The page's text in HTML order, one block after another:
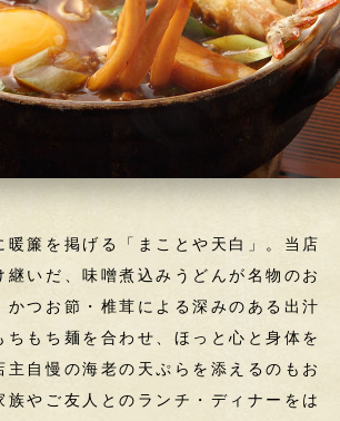
簾を掲げる「まことや天白」。 当店
継いだ、味噌煮込みうどんが名物のお
かつお節・椎茸による深みのある出汁
ちもち麺を合わせ、ほっと心と身体を
主自慢の海老の天ぷらを添えるのもお
族やご友人とのランチ・ディナーをは